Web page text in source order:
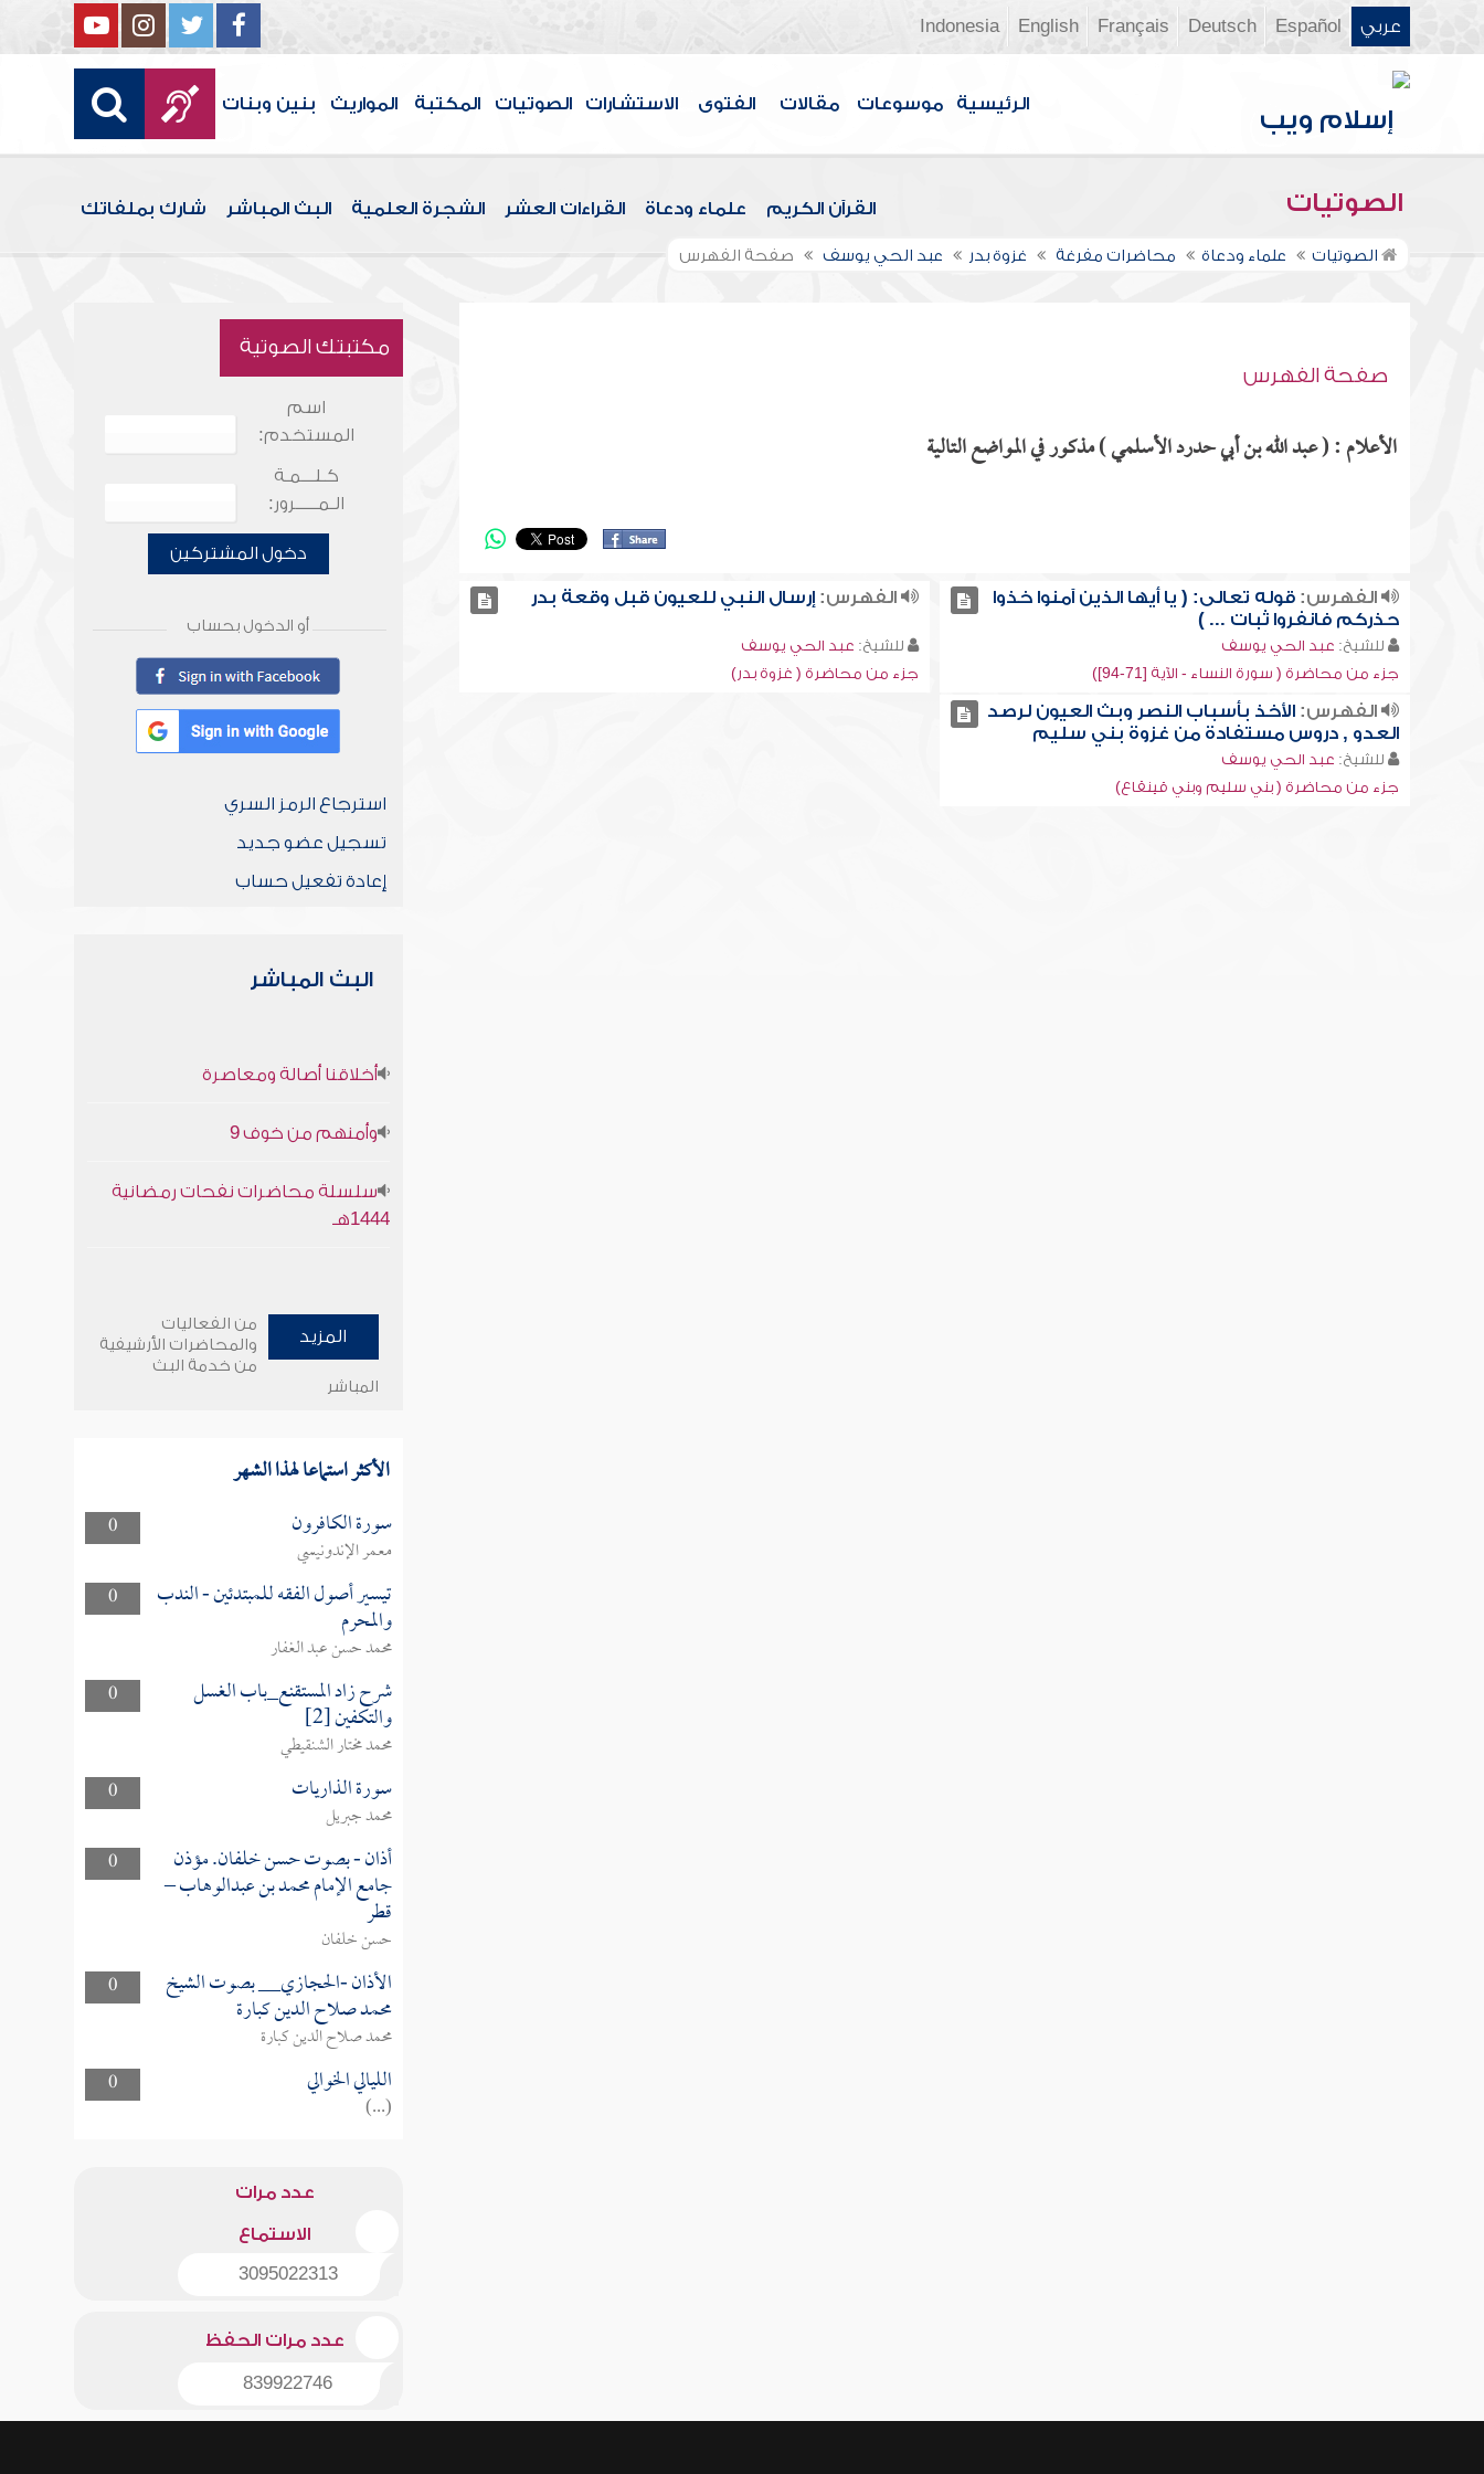
عربي Español
Deutsch
Français
English
Indonesia
الرئيسية موسوعات مقالات الفتوى الاستشارات الصوتيات المكتبة المواريث بنين وبنات
الصوتيات القرآن الكريم علماء ودعاة القراءات العشر الشجرة العلمية البث المباشر شارك بملفاتك
الصوتيات علماء ودعاة محاضرات مفرغة غزوة بدر عبد الحي يوسف صفحة الفهرس
صفحة الفهرس
الأعلام : ( عبد الله بن أبي حدرد الأسلمي ) مذكور في المواضع التالية
الفهرس:قوله تعالى: ( يا أيها الذين آمنوا خذوا
حذركم فانفروا ثبات ... )
للشيخ: عبد الحي يوسف
جزء من محاضرة ( سورة النساء - الآية [71-94])
الفهرس: إرسال النبي للعيون قبل وقعة بدر
للشيخ: عبد الحي يوسف
جزء من محاضرة ( غزوة بدر)
الفهرس:الأخذ بأسباب النصر وبث العيون لرصد
العدو , دروس مستفادة من غزوة بني سليم
للشيخ: عبد الحي يوسف
جزء من محاضرة ( بني سليم وبني قينقاع)
مكتبتك الصوتية
اسم
المستخدم:
كـلـــمـة
الـمـــــرور:
دخول المشتركين
أو الدخول بحساب
استرجاع الرمز السري
تسجيل عضو جديد
إعادة تفعيل حساب
البث المباشر
أخلاقنا أصالة ومعاصرة
وأمنهم من خوف 9
سلسلة محاضرات نفحات رمضانية
1444هـ
المزيد
من الفعاليات
والمحاضرات الأرشيفية
من خدمة البث
المباشر
الأكثر استماعا لهذا الشهر
0 سورة الكافرون
معمر الإندونيسي
0
تيسير أصول الفقه للمبتدئين - الندب
والمحرم
محمد حسن عبد الغفار
0
شرح زاد المستقنع_باب الغسل
والتكفين [2]
محمد مختار الشنقيطي
0
سورة الذاريات
محمد جبريل
0
أذان - بصوت حسن خلفان. مؤذن
جامع الإمام محمد بن عبدالوهاب –
قطر
حسن خلفان
0
الأذان -الحجازي__ بصوت الشيخ
محمد صلاح الدين كبارة
محمد صلاح الدين كبارة
0
الليالي الخوالي
(...)
عدد مرات
الاستماع
3095022313
عدد مرات الحفظ
839922746